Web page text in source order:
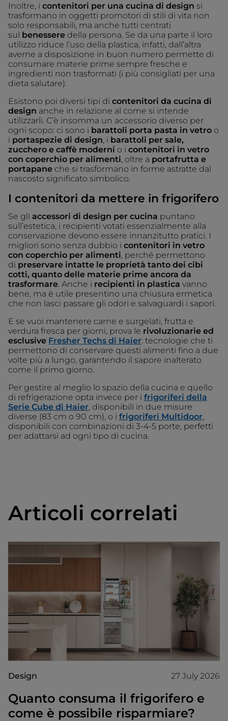
Inoltre, i contenitori per una cucina di design si
trasformano in oggetti promotori di stili di vita non
solo responsabili, ma anche tutti centrati
sul benessere della persona. Se da una parte il loro
utilizzo riduce l’uso della plastica, infatti, dall’altra
averne a disposizione in buon numero permette di
consumare materie prime sempre fresche e
ingredienti non trasformati (i più consigliati per una
dieta salutare).
Esistono poi diversi tipi di contenitori da cucina di
design anche in relazione al come si intende
utilizzarli. C’è insomma un accessorio diverso per
ogni scopo: ci sono i barattoli porta pasta in vetro o
i portaspezie di design , i barattoli per sale,
zucchero e caffè moderni o i contenitori in vetro
con coperchio per alimenti , oltre a portafrutta e
portapane che si trasformano in forme astratte dal
nascosto significato simbolico.
I contenitori da mettere in frigorifero
Se gli accessori di design per cucina puntano
sull’estetica, i recipienti votati essenzialmente alla
conservazione devono essere innanzitutto pratici. I
migliori sono senza dubbio i contenitori in vetro
con coperchio per alimenti , perché permettono
di preservare intatte le proprietà tanto dei cibi
cotti, quanto delle materie prime ancora da
trasformare. Anche i recipienti in plastica vanno
bene, ma è utile presentino una chiusura ermetica
che non lasci passare gli odori e salvaguardi i sapori.
E se vuoi mantenere carne e surgelati, frutta e
verdura fresca per giorni, prova le rivoluzionarie ed
esclusive Fresher Techs di Haier: tecnologie che ti
permettono di conservare questi alimenti fino a due
volte più a lungo, garantendo il sapore inalterato
come il primo giorno.
Per gestire al meglio lo spazio della cucina e quello
di refrigerazione opta invece per i frigoriferi della
Serie Cube di Haier , disponibili in due misure
diverse (83 cm o 90 cm), o i frigoriferi Multidoor
disponibili con combinazioni di 3-4-5 porte, perfetti
per adattarsi ad ogni tipo di cucina.
Articoli correlati
Design 27 July 2026
Quanto consuma il frigorifero e
come è possibile risparmiare?